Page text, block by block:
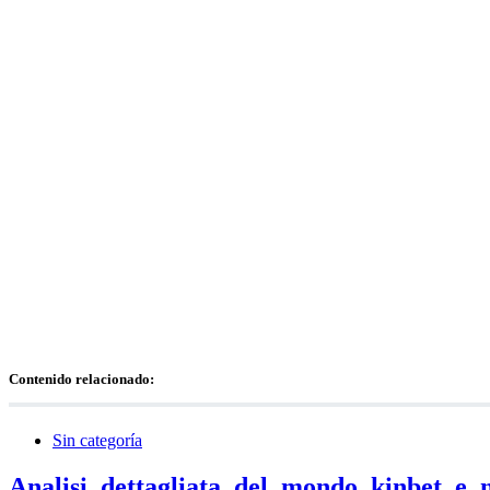
Contenido relacionado:
Sin categoría